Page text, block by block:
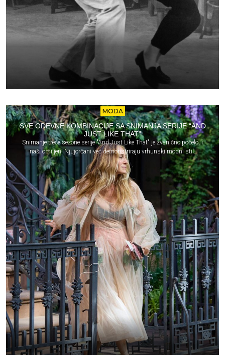
MODA
SVE ODEVNE KOMBINACIJE SA SNIMANJA SERIJE “AND
JUST LIKE THAT”
Snimanje treće sezone serije "And Just Like That" je zvanično počelo, i
naši omiljeni Njujorčani već demonstriraju vrhunski modni stil.